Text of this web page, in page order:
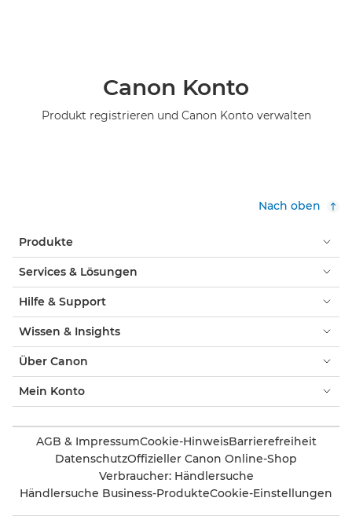
Canon Konto
Produkt registrieren und Canon Konto verwalten
Nach oben
Produkte
Services & Lösungen
Hilfe & Support
Wissen & Insights
Über Canon
Mein Konto
AGB & ImpressumCookie-HinweisBarrierefreiheit
DatenschutzOffizieller Canon Online-Shop
Verbraucher: Händlersuche
Händlersuche Business-ProdukteCookie-Einstellungen